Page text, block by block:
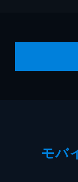
モバ